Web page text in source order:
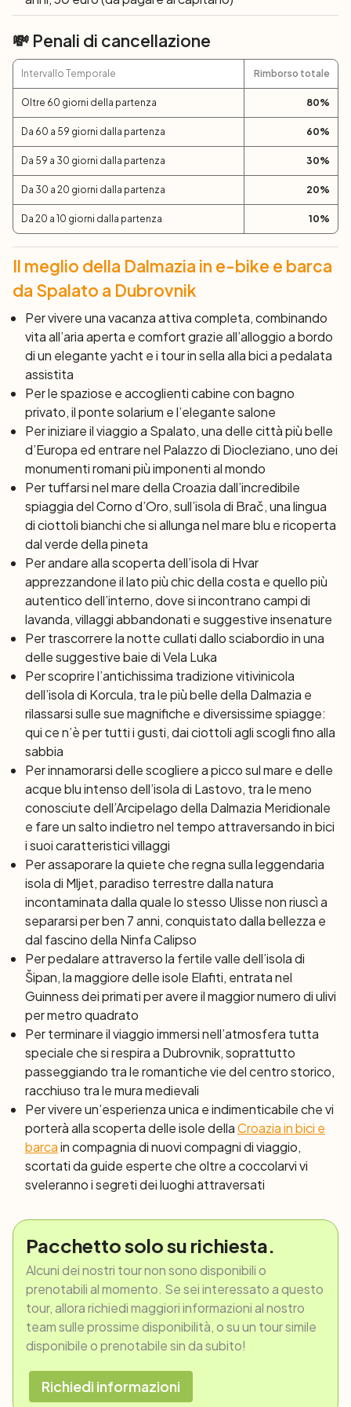
tempo di esplorare questa città Patrimonio dell'Umanità
celebrare il viaggio e le amicizie coltivate.
8° Giorno: Dubrovnik
Dopo colazione, sarà ora di salutare l'equipaggio e
concludere l’incantevole viaggio. Potrete, inoltre,
scegliere se prolungare il vostro paradiso croato con un
soggiorno più lungo, lasciandovi conquistare ancora una
volta dai suoi tesori indescrivibili.
Modifiche all'itinerario
Ci riserviamo il diritto di apportare modifiche all'itinerario
vento, nonché per ragioni organizzative.
Vi auguriamo un viaggio pieno di emozioni indimenticabili,
percorrendo sentieri colorati di storia e scorci
mozzafiato. Buona pedalata!
💸 Penali di cancellazione
Intervallo Temporale Rimborso totale
Oltre 60 giorni della partenza 80%
Da 60 a 59 giorni dalla partenza 60%
Da 59 a 30 giorni dalla partenza 30%
Da 30 a 20 giorni dalla partenza 20%
Da 20 a 10 giorni dalla partenza 10%
Il meglio della Dalmazia in e-bike e barca
da Spalato a Dubrovnik
Per vivere una vacanza attiva completa, combinando
vita all’aria aperta e comfort grazie all’alloggio a bordo
di un elegante yacht e i tour in sella alla bici a pedalata
assistita
Per le spaziose e accoglienti cabine con bagno
privato, il ponte solarium e l’elegante salone
Per iniziare il viaggio a Spalato, una delle città più belle
d’Europa ed entrare nel Palazzo di Diocleziano, uno dei
monumenti romani più imponenti al mondo
Per tuffarsi nel mare della Croazia dall’incredibile
spiaggia del Corno d’Oro, sull’isola di Brač, una lingua
di ciottoli bianchi che si allunga nel mare blu e ricoperta
dal verde della pineta
Per andare alla scoperta dell’isola di Hvar
apprezzandone il lato più chic della costa e quello più
autentico dell’interno, dove si incontrano campi di
lavanda, villaggi abbandonati e suggestive insenature
Per trascorrere la notte cullati dallo sciabordio in una
delle suggestive baie di Vela Luka
Per scoprire l’antichissima tradizione vitivinicola
dell’isola di Korcula, tra le più belle della Dalmazia e
rilassarsi sulle sue magnifiche e diversissime spiagge:
qui ce n’è per tutti i gusti, dai ciottoli agli scogli fino alla
sabbia
Per innamorarsi delle scogliere a picco sul mare e delle
acque blu intenso dell’isola di Lastovo, tra le meno
conosciute dell’Arcipelago della Dalmazia Meridionale
e fare un salto indietro nel tempo attraversando in bici
i suoi caratteristici villaggi
Per assaporare la quiete che regna sulla leggendaria
isola di Mljet, paradiso terrestre dalla natura
incontaminata dalla quale lo stesso Ulisse non riuscì a
separarsi per ben 7 anni, conquistato dalla bellezza e
dal fascino della Ninfa Calipso
Per pedalare attraverso la fertile valle dell’isola di
Šipan, la maggiore delle isole Elafiti, entrata nel
Guinness dei primati per avere il maggior numero di ulivi
per metro quadrato
Per terminare il viaggio immersi nell’atmosfera tutta
speciale che si respira a Dubrovnik, soprattutto
passeggiando tra le romantiche vie del centro storico,
racchiuso tra le mura medievali
Per vivere un’esperienza unica e indimenticabile che vi
porterà alla scoperta delle isole dellaCroazia in bici e
barcain compagnia di nuovi compagni di viaggio,
scortati da guide esperte che oltre a coccolarvi vi
sveleranno i segreti dei luoghi attraversati
Pacchetto solo su richiesta.
Alcuni dei nostri tour non sono disponibili o
prenotabili al momento. Se sei interessato a questo
tour, allora richiedi maggiori informazioni al nostro
team sulle prossime disponibilità, o su un tour simile
disponibile o prenotabile sin da subito!
Richiedi informazioni